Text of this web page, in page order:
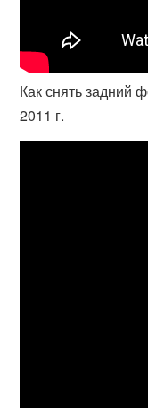
Как снять задний
2011 г.